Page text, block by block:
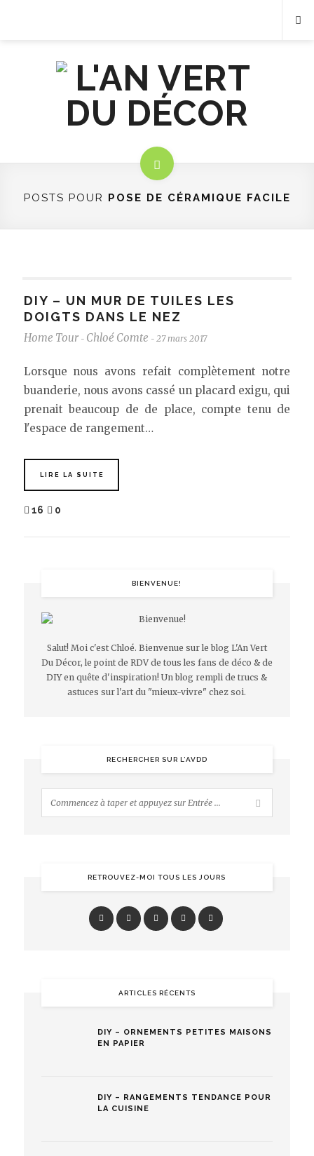
POSTS POUR POSE DE CÉRAMIQUE FACILE
DIY – UN MUR DE TUILES LES
DOIGTS DANS LE NEZ
Home Tour - Chloé Comte - 27 mars 2017
Lorsque nous avons refait complètement notre
buanderie, nous avons cassé un placard exigu, qui
prenait beaucoup de de place, compte tenu de
l'espace de rangement…
LIRE LA SUITE
16 0
BIENVENUE!
Salut! Moi c'est Chloé. Bienvenue sur le blog L'An Vert
Du Décor, le point de RDV de tous les fans de déco & de
DIY en quête d'inspiration! Un blog rempli de trucs &
astuces sur l'art du "mieux-vivre" chez soi.
RECHERCHER SUR L’AVDD
RETROUVEZ-MOI TOUS LES JOURS
ARTICLES RÉCENTS
DIY – ORNEMENTS PETITES MAISONS
EN PAPIER
DIY – RANGEMENTS TENDANCE POUR
LA CUISINE